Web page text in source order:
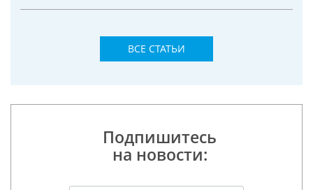
ВСЕ СТАТЬИ
Подпишитесь
на новости: